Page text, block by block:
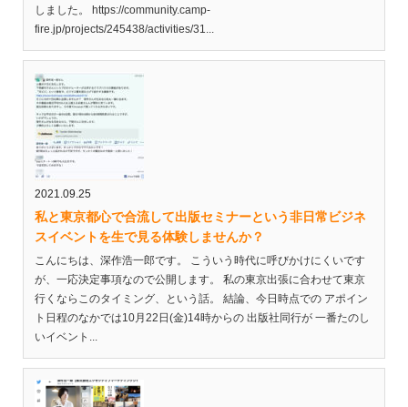
しました。 https://community.camp-
fire.jp/projects/245438/activities/31...
2021.09.25
私と東京都心で合流して出版セミナーという非日常ビジネ
スイベントを生で見る体験しませんか？
こんにちは、深作浩一郎です。 こういう時代に呼びかけにくいです
が、一応決定事項なので公開します。 私の東京出張に合わせて東京
行くならこのタイミング、という話。 結論、今日時点での アポイン
ト日程のなかでは10月22日(金)14時からの 出版社同行が 一番たのし
いイベント...